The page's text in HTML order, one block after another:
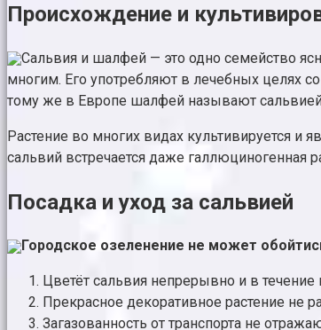
Происхождение и
Сальвия и шалфей — это одно семейство
многим. Его употребляют в лечебных целях
тому же в Европе шалфей называют
Растение во многих видах культивируется
сальвий встречается даже галлюциногенная
Посадка и уход за сальвией
Городское озеленение не может
Цветёт сальвия непрерывно и в
Прекрасное декоративное растение не
Загазованность от транспорта не